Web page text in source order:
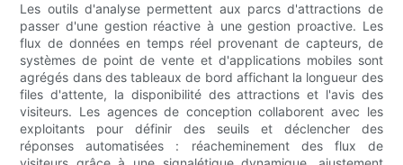
Les outils d'analyse permettent aux parcs d'attractions de
passer d'une gestion réactive à une gestion proactive. Les
flux de données en temps réel provenant de capteurs, de
systèmes de point de vente et d'applications mobiles sont
agrégés dans des tableaux de bord affichant la longueur des
files d'attente, la disponibilité des attractions et l'avis des
visiteurs. Les agences de conception collaborent avec les
exploitants pour définir des seuils et déclencher des
réponses automatisées : réacheminement des flux de